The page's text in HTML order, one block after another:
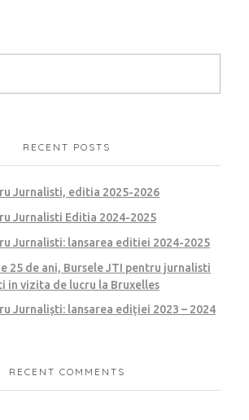
RECENT POSTS
Jurnalisti, editia 2025-2026
Jurnalisti Editia 2024-2025
Jurnalisti: lansarea editiei 2024-2025
25 de ani, Bursele JTI pentru jurnalisti
in vizita de lucru la Bruxelles
Jurnaliști: lansarea ediției 2023 – 2024
RECENT COMMENTS